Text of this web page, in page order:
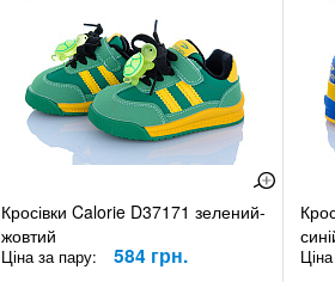
Кросівки Calorie D37171 зелений-
жовтий
Ціна за пару: 584 грн.